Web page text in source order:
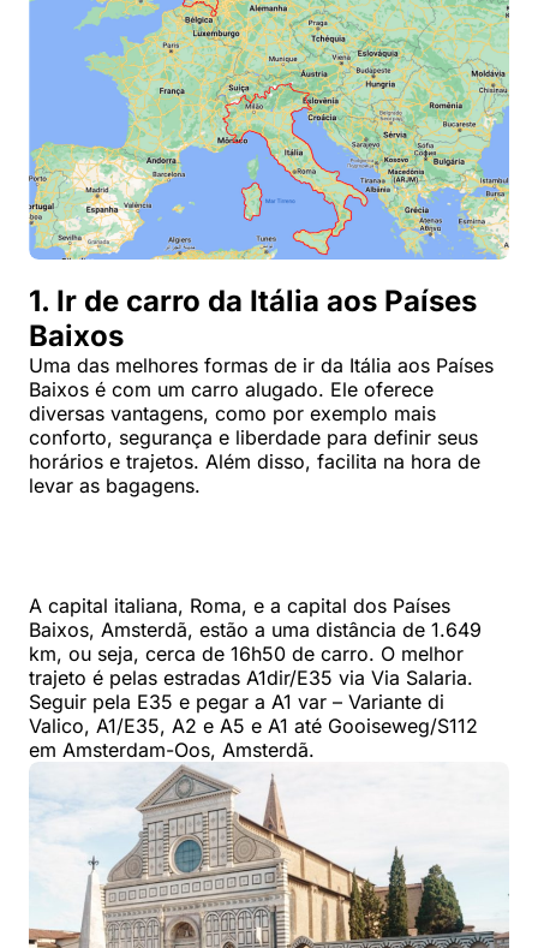
1. Ir de carro da Itália aos Países
Baixos
Uma das melhores formas de ir da Itália aos Países
Baixos é com um carro alugado. Ele oferece
diversas vantagens, como por exemplo mais
conforto, segurança e liberdade para definir seus
horários e trajetos. Além disso, facilita na hora de
levar as bagagens.
A capital italiana, Roma, e a capital dos Países
Baixos, Amsterdã, estão a uma distância de 1.649
km, ou seja, cerca de 16h50 de carro. O melhor
trajeto é pelas estradas A1dir/E35 via Via Salaria.
Seguir pela E35 e pegar a A1 var – Variante di
Valico, A1/E35, A2 e A5 e A1 até Gooiseweg/S112
em Amsterdam-Oos, Amsterdã.